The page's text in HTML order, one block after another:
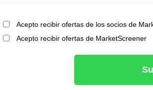
Acepto recibir ofertas de los socios de
Acepto recibir ofertas de MarketScreener